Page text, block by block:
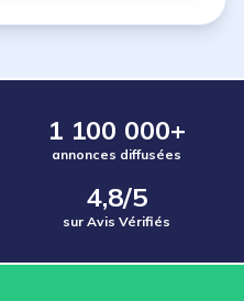
1 100 000+
annonces diffusées
4,8/5
sur Avis Vérifiés